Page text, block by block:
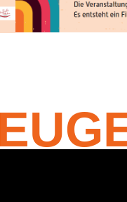
Teller
Workshop für